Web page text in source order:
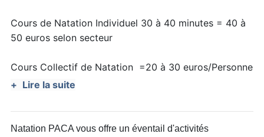
Cours de Natation Individuel 30 à 40 minutes = 40 à
50 euros selon secteur
Cours Collectif de Natation =20 à 30 euros/Personne
‍♀️ costume de sirène sur demande .
Lire la suite
Natation PACA vous offre un éventail d'activités